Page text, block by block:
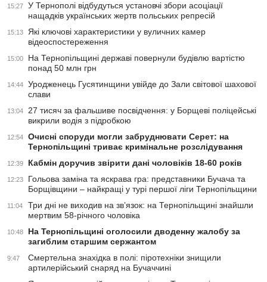
15:27
У Тернополі відбудуться установчі збори асоціації
нащадків українських жертв польських репресій
15:13
Які ключові характеристики у вуличних камер
відеоспостереження
15:00
На Тернопільщині державі повернули будівлю вартістю
понад 50 млн грн
14:44
Уродженець Гусятинщини увійде до Зали світової шахової
слави
13:04
27 тисяч за фальшиве посвідчення: у Борщеві поліцейські
викрили водія з підробкою
12:54
Очисні споруди могли забруднювати Серет: на
Тернопільщині триває кримінальне розслідування
12:39 Кабмін доручив звірити дані чоловіків 18-60 років
12:23
Гольова заміна та яскрава гра: представники Бучача та
Борщівщини – найкращі у турі першої ліги Тернопільщини
11:04
Три дні не виходив на зв’язок: на Тернопільщині знайшли
мертвим 58-річного чоловіка
10:48
На Тернопільщині оголосили дводенну жалобу за
загиблим старшим сержантом
9:47
Смертельна знахідка в полі: піротехніки знищили
артилерійський снаряд на Бучаччині